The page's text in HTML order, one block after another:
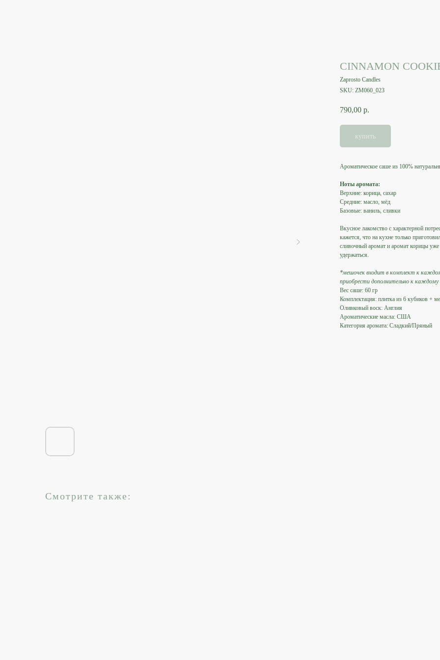
CINNAMON
Zaprosto Candles
SKU: ZM060_023
790,00 р.
купить
Ароматическое саше из 100%
Ноты аромата:
Верхние: корица, сахар
Средние: масло, мёд
Базовые: ваниль, сливки
Вкусное лакомство с характерной
кажется, что на кухне только
сливочный аромат и аромат корицы уже
удержаться.
*мешочек входит в комплект к
приобрести дополнительно к каждому
Вес саше: 60 гр
Комплектация: плитка из 6 кубиков +
Оливковый воск: Англия
Ароматические масла: США
Категория аромата: Сладкий/Пряный
Смотрите также: